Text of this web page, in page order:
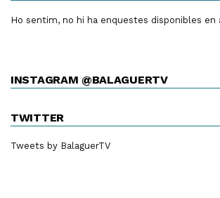
Ho sentim, no hi ha enquestes disponibles
INSTAGRAM @BALAGUERTV
TWITTER
Tweets by BalaguerTV